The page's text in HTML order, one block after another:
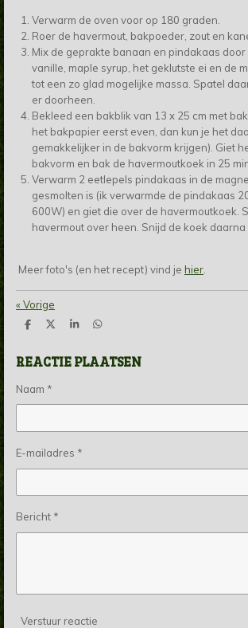
Verwarm de oven voor op 180 graden.
Roer de havermout, bakpoeder, zout en
Mix de geprakte banaan en pindakaas door
vanille, maple syrup, het geklutste ei en de
tot een zo glad mogelijke massa. Spatel
er doorheen.
Bekleed een bakblik van 13 x 25 cm met
het bakpapier eerst even, dan kun je het
gemakkelijker in de bakvorm krijgen). Giet
bakvorm en bak de havermoutkoek in 25
Verwarm 2 eetlepels pindakaas in de
gesmolten is (ik verwarmde de pindakaas
600W) en giet die over de havermoutkoek.
havermout over heen. Snijd de koek daarna
Meer foto's (en het recept) vind je hier
«Vorige
D
e
n
D
l
S
r
e
D
e
n
REACTIE PLAATSEN
Naam *
E-mailadres *
Bericht *
Verstuur reactie